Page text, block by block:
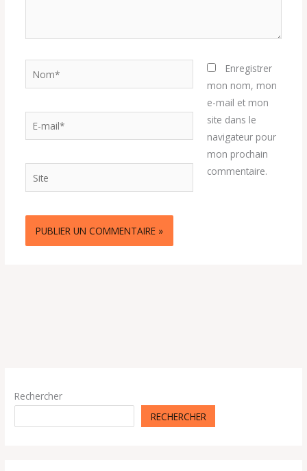
mail*
Enregistrer
mon nom, mon
e-mail et mon
site dans le
navigateur pour
mon prochain
commentaire.
Rechercher
RECHERCHER